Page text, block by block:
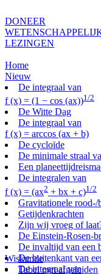
DONEER
LEZINGEN
Home
Nieuw
De integraal van
f (x) = (1 − cos (ax))1/2
De Witte Dag
De integraal van
f (x) = arccos (ax + b)
De cycloïde
De minimale straal
Een
De integralen van
f (x) = (ax2 + bx + c)1/2
Gravitationele
Getijdenkrachten
Zijn wij vroeg of
De Einstein-Rosen-
De invaltijd van een
De buitenkant van
De integraal van
Wiskunde
Tabel met afgeleiden